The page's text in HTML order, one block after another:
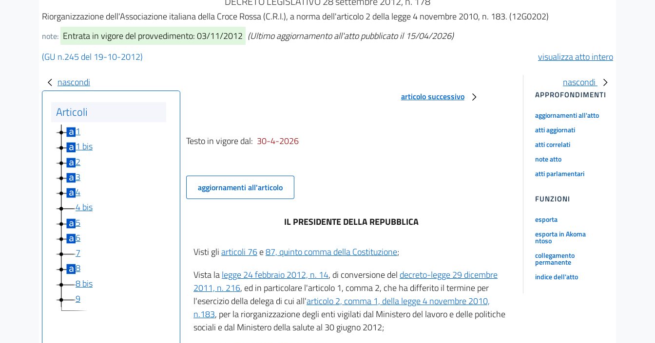
Riorganizzazione dell'Associazione italiana della Croce Rossa (C.R.I.), a norma dell'articolo 2 della legge 4 novembre 2010, n. 183. (12G0202)
note: Entrata in vigore del provvedimento: 03/11/2012 (Ultimo aggiornamento all'atto pubblicato il 15/04/2026)
(GU n.245 del 19-10-2012)
visualizza atto intero
nascondi
Articoli
1
1 bis
2
3
4
4 bis
5
6
7
8
8 bis
9
articolo successivo
Testo in vigore dal: 30-4-2026
aggiornamenti all'articolo
IL PRESIDENTE DELLA REPUBBLICA
Visti gliarticoli 76e87, quinto comma della Costituzione;
Vista lalegge 24 febbraio 2012, n. 14, di conversione del decreto-legge 29 dicembre
2011, n. 216, ed in particolare l'articolo 1, comma 2, che ha differito il termine per
l'esercizio della delega di cui all'articolo 2, comma 1, della legge 4 novembre 2010,
n.183, per la riorganizzazione degli enti vigilati dal Ministero del lavoro e delle politiche
sociali e dal Ministero della salute al 30 giugno 2012;
nascondi
APPROFONDIMENTI
aggiornamenti all'atto
atti aggiornati
atti correlati
note atto
atti parlamentari
FUNZIONI
esporta
esporta in Akoma
ntoso
collegamento
permanente
indice dell'atto